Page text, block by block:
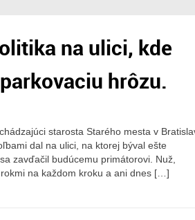
na ulici, kde
hrôzu.
starosta Starého mesta v
dal na ulici, na ktorej býval ešte
zavďačil budúcemu primátorovi. Nuž,
na každom kroku a ani dnes […]